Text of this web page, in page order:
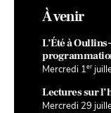
À venir
L’Été à
Mercredi 1er
Lectures sur
Mercredi 29